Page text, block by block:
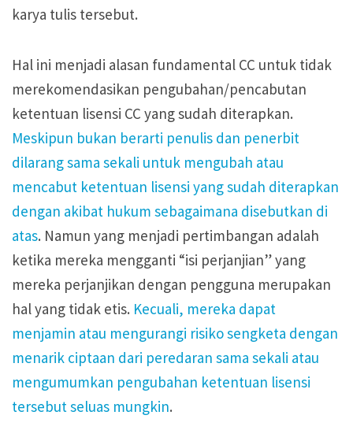
karya tulis tersebut.
Hal ini menjadi alasan fundamental CC untuk tidak
merekomendasikan pengubahan/pencabutan
ketentuan lisensi CC yang sudah diterapkan.
Meskipun bukan berarti penulis dan penerbit
dilarang sama sekali untuk mengubah atau
mencabut ketentuan lisensi yang sudah diterapkan
dengan akibat hukum sebagaimana disebutkan di
atas. Namun yang menjadi pertimbangan adalah
ketika mereka mengganti “isi perjanjian” yang
mereka perjanjikan dengan pengguna merupakan
hal yang tidak etis. Kecuali, mereka dapat
menjamin atau mengurangi risiko sengketa dengan
menarik ciptaan dari peredaran sama sekali atau
mengumumkan pengubahan ketentuan lisensi
tersebut seluas mungkin.